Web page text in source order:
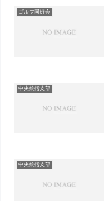
ゴルフ同好会
中央統括支部
中央統括支部